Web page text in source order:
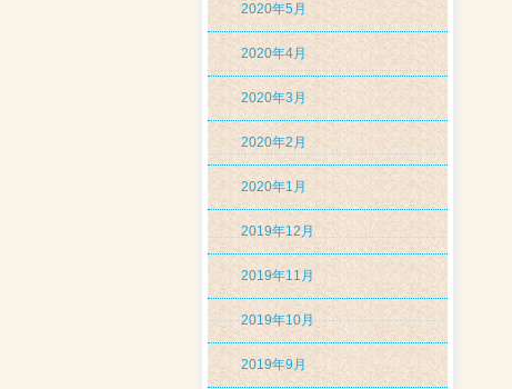
2020年5月
2020年4月
2020年3月
2020年2月
2020年1月
2019年12月
2019年11月
2019年10月
2019年9月